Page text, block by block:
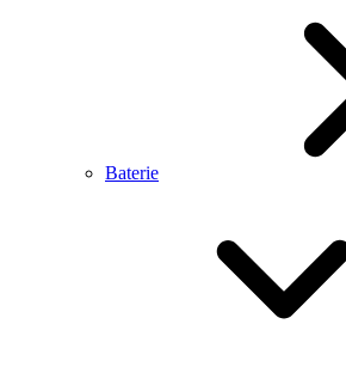
Baterie